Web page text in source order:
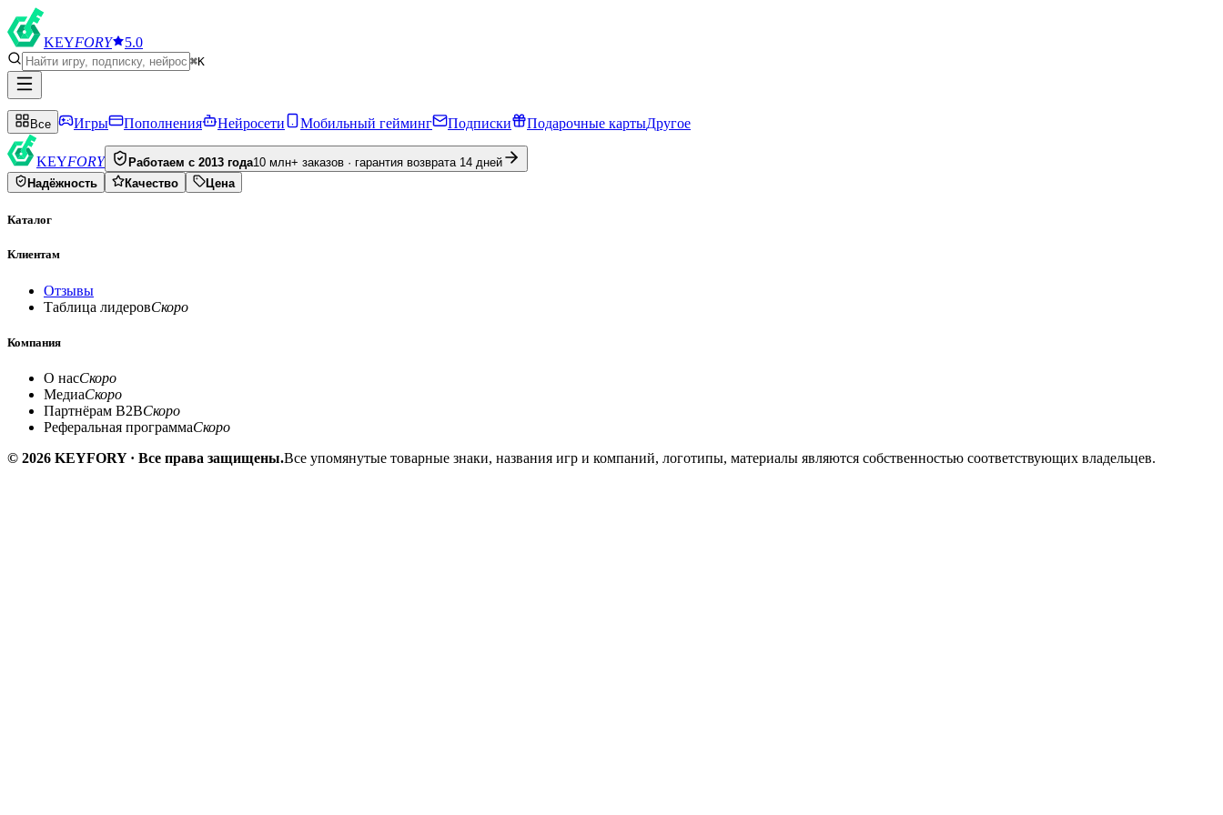
KEYFORY 5.0
⌘K
Все Игры Пополнения Нейросети Мобильный гейминг Подписки Подарочные картыДругое
KEYFORY Работаем с 2013 года10 млн+ заказов · гарантия возврата 14 дней
Надёжность
Качество Цена
Каталог
Клиентам
Отзывы
Таблица лидеровСкоро
Компания
О насСкоро
МедиаСкоро
Партнёрам B2BСкоро
Реферальная программаСкоро
© 2026 KEYFORY · Все права защищены.Все упомянутые товарные знаки, названия игр и компаний, логотипы, материалы являются собственностью соответствующих владельцев.